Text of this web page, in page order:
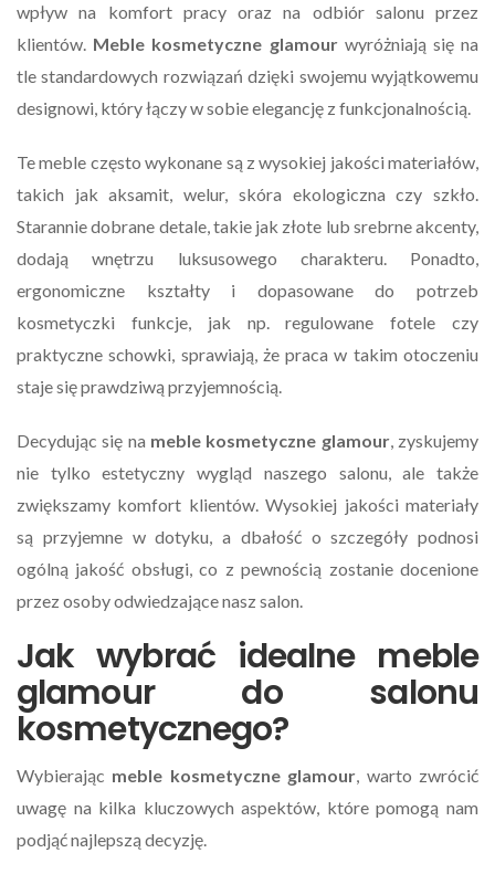
wpływ na komfort pracy oraz na odbiór salonu przez
klientów. Meble kosmetyczne glamourwyróżniają się na
tle standardowych rozwiązań dzięki swojemu wyjątkowemu
designowi, który łączy w sobie elegancję z funkcjonalnością.
Te meble często wykonane są z wysokiej jakości materiałów,
takich jak aksamit, welur, skóra ekologiczna czy szkło.
Starannie dobrane detale, takie jak złote lub srebrne akcenty,
dodają wnętrzu luksusowego charakteru. Ponadto,
ergonomiczne kształty i dopasowane do potrzeb
kosmetyczki funkcje, jak np. regulowane fotele czy
praktyczne schowki, sprawiają, że praca w takim otoczeniu
staje się prawdziwą przyjemnością.
Decydując się na meble kosmetyczne glamour, zyskujemy
nie tylko estetyczny wygląd naszego salonu, ale także
zwiększamy komfort klientów. Wysokiej jakości materiały
są przyjemne w dotyku, a dbałość o szczegóły podnosi
ogólną jakość obsługi, co z pewnością zostanie docenione
przez osoby odwiedzające nasz salon.
Jak wybrać idealne meble
glamour do salonu
kosmetycznego?
Wybierając meble kosmetyczne glamour, warto zwrócić
uwagę na kilka kluczowych aspektów, które pomogą nam
podjąć najlepszą decyzję.